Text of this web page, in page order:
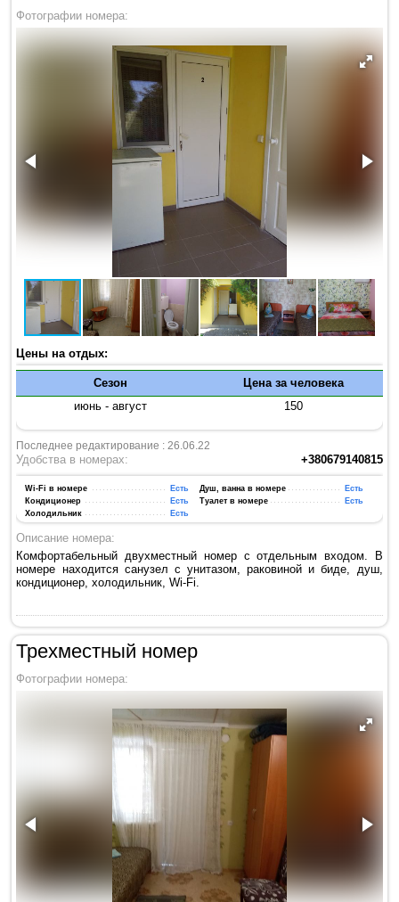
Фотографии номера:
Цены на отдых:
Сезон
Цена за человека
июнь - август
150
Последнее редактирование : 26.06.22
+380679140815
Удобства в номерах:
Wi-Fi в номере Есть Душ, ванна в номере
Есть
Кондиционер
Есть Туалет в номере
Есть
Холодильник
Есть
Описание номера:
Комфортабельный двухместный номер с отдельным входом. В
номере находится санузел с унитазом, раковиной и биде, душ,
кондиционер, холодильник, Wi-Fi.
Трехместный номер
Фотографии номера: